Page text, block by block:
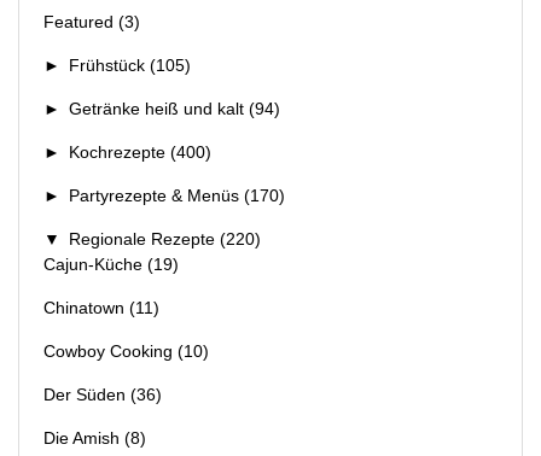
Featured (3)
► Frühstück (105)
► Getränke heiß und kalt (94)
► Kochrezepte (400)
► Partyrezepte & Menüs (170)
▼ Regionale Rezepte (220)
Cajun-Küche (19)
Chinatown (11)
Cowboy Cooking (10)
Der Süden (36)
Die Amish (8)